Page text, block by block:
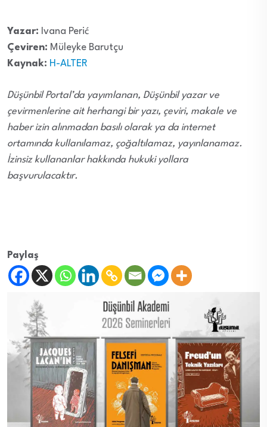
Yazar: Ivana Perić
Çeviren: Müleyke Barutçu
Kaynak: H-ALTER
Düşünbil Portal’da yayımlanan, Düşünbil yazar ve
çevirmenlerine ait herhangi bir yazı, çeviri, makale ve
haber izin alınmadan basılı olarak ya da internet
ortamında kullanılamaz, çoğaltılamaz, yayınlanamaz.
İzinsiz kullananlar hakkında hukuki yollara
başvurulacaktır.
Paylaş